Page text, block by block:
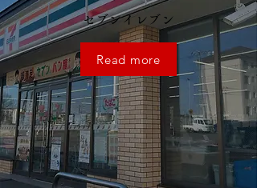
​セブンイレブン
Read more